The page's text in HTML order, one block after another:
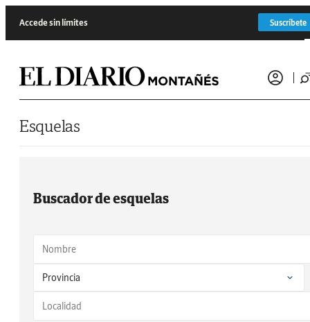
Accede sin límites Suscríbete
Esquelas
Buscador de esquelas